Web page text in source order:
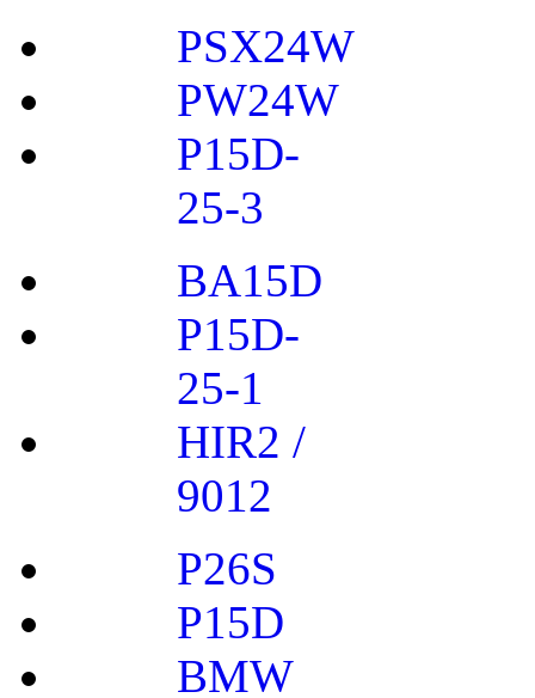
PSX24W
PW24W
P15D-
25-3
BA15D
P15D-
25-1
HIR2 /
9012
P26S
P15D
BMW